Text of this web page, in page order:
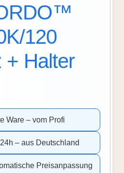
120
+ Halter
Ware – vom Profi
– aus Deutschland
Preisanpassung